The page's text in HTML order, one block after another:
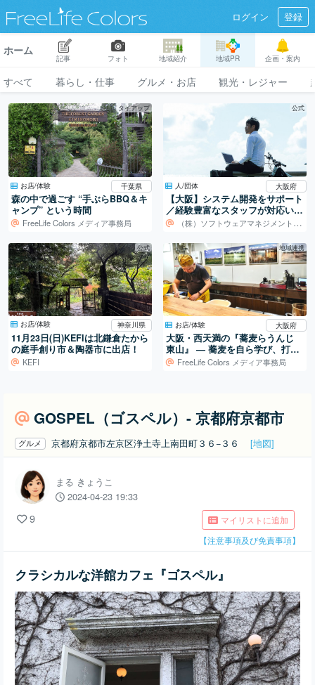
ログイン 登録
ホーム
記事 フォト 地域紹介 地域PR 企画・案内
すべて 暮らし・仕事 グルメ・お店 観光・レジャー
タイアップ
お店/体験 千葉県
森の中で過ごす “手ぶらBBQ＆キ
ャンプ” という時間
FreeLife Colors メディア事務局
公式
人/団体 大阪府
【大阪】システム開発をサポート
／経験豊富なスタッフが対応いた
します！
（株）ソフトウェアマネジメントセンター
公式
お店/体験 神奈川県
11月23日(日)KEFIは北鎌倉たから
の庭手創り市＆陶器市に出店！
KEFI
地域連携
お店/体験 大阪府
大阪・西天満の『蕎麦らうんじ
東山』 ― 蕎麦を自ら学び、打ち
続ける日常
FreeLife Colors メディア事務局
GOSPEL（ゴスペル）- 京都府京都市
グルメ 京都府京都市左京区浄土寺上南田町３６−３６ [地図]
まる きょうこ
2024-04-23 19:33
9
マイリストに追加
【注意事項及び免責事項】
クラシカルな洋館カフェ『ゴスペル』